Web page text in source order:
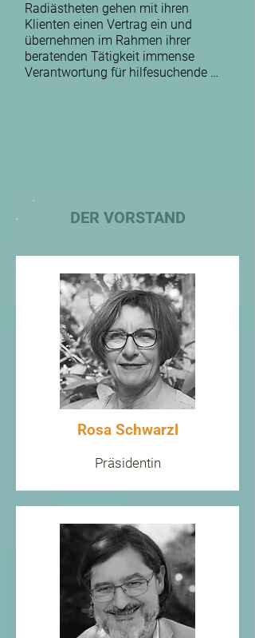
Radiästheten gehen mit ihren
Klienten einen Vertrag ein und
übernehmen im Rahmen ihrer
beratenden Tätigkeit immense
Verantwortung für hilfesuchende
und Weiterbildungsprogramm hoch
zu halten.
empfiehlt seinen Mitgliedern und
allen seriösen Radiästheten
folgende ehrenhafte Regeln
einzuhalten.
1. Radiästheten beraten und
arbeiten nur mit Willen, Wissen und
nach Ersuchen der hilfesuchenden
Personen.
2. Es steht Radiästheten nicht zu, die
Arbeit anderer beratender Personen
zu bewerten und zu beurteilen.
3. Radiästheten unterstützen bei der
Aufklärung über die momentane
Situation und erstellen keinerlei
Prognosen über künftige
Entwicklungen.
4. Radiästheten treffen keinerlei
Aussagen über Geistwesen.
DER VORSTAND
Rosa Schwarzl
Präsidentin